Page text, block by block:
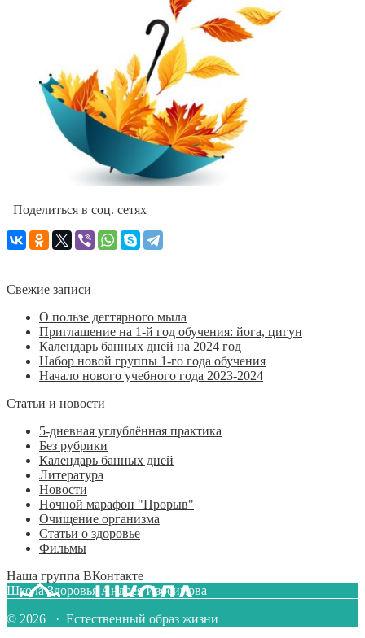
Поделиться в соц. сетях
Свежие записи
О пользе дегтярного мыла
Приглашение на 1-й год обучения: йога, цигун
Календарь банных дней на 2024 год
Набор новой группы 1-го года обучения
Начало нового учебного года 2023-2024
Статьи и новости
5-дневная углублённая практика
Без рубрики
Календарь банных дней
Литература
Новости
Ночной марафон "Прорыв"
Очищение организма
Статьи о здоровье
Фильмы
Наша группа ВКонтакте
Школа Здоровья Андрея Изосимова
© 2026 · Естественный образ жизни